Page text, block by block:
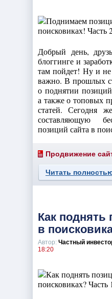
Добрый день,
блоггинге и
там пойдет! Ну и не
важно. В прошлых
о поднятии
а также о топовых
статей. Сегодня
составляющую
позиций сайта в
Продвижение
Читать
Как поднять
в
Автор: Частный
18:20